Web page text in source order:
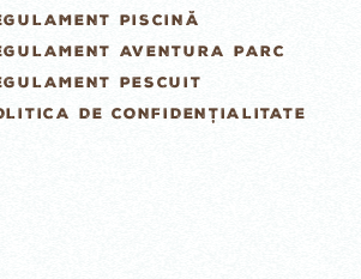
PISCINĂ
AVENTURA PARC
PESCUIT
DE CONFIDENȚIALITATE